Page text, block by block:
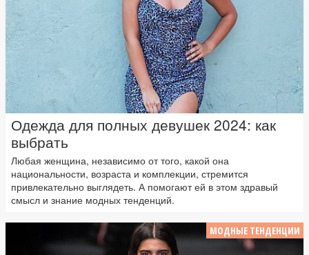
Одежда для полных девушек 2024: как
выбрать
Любая женщина, независимо от того, какой она
национальности, возраста и комплекции, стремится
привлекательно выглядеть. А помогают ей в этом здравый
смысл и знание модных тенденций.
МОДНЫЕ ТЕНДЕНЦИИ